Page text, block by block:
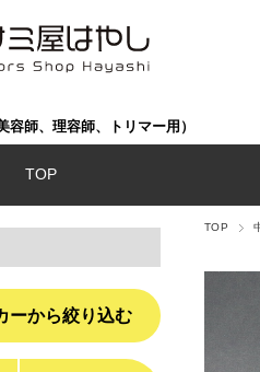
容師、理容師、トリマー用）
TOP
TOP
ーから絞り込む